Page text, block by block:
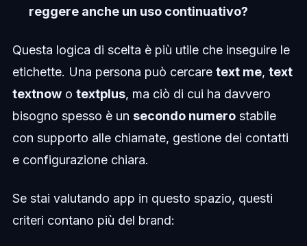
reggere anche un uso continuativo?
Questa logica di scelta è più utile che inseguire le
etichette. Una persona può cercare text me, text
textnowo textplus, ma ciò di cui ha davvero
bisogno spesso è un secondo numerostabile
con supporto alle chiamate, gestione dei contatti
e configurazione chiara.
Se stai valutando app in questo spazio, questi
criteri contano più del brand: